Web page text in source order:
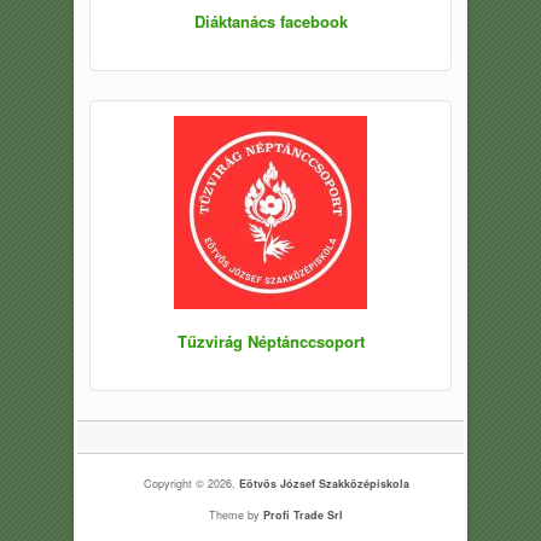
Diáktanács facebook
Tűzvirág Néptánccsoport
Copyright © 2026, Eötvös József Szakközépiskola
Theme byProfi Trade Srl